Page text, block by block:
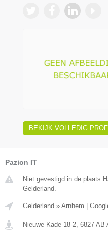
BEKIJK VOLLEDIG
Pazion IT
Niet gevestigd in de plaats
Gelderland.
Gelderland » Arnhem
Nieuwe Kade 18-2, 6827 AB